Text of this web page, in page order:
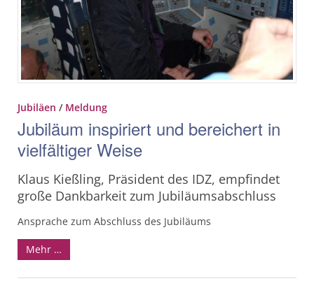
Jubiläen / Meldung
Jubiläum inspiriert und bereichert in
vielfältiger Weise
Klaus Kießling, Präsident des IDZ, empfindet
große Dankbarkeit zum Jubiläumsabschluss
Ansprache zum Abschluss des Jubiläums
Mehr …